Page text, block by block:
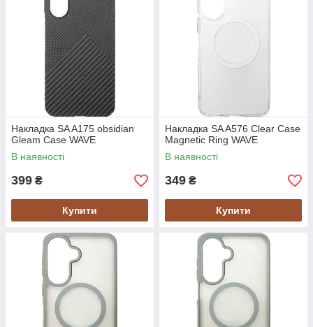
Накладка SA A175 obsidian
Gleam Case WAVE
В наявності
399 ₴
Купити
Накладка SA A576 Clear Case
Magnetic Ring WAVE
В наявності
349 ₴
Купити